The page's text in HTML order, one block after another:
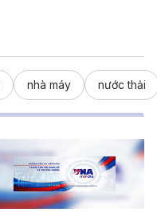
nhà máy nước thải